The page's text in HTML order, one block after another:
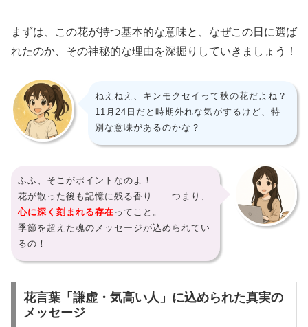
まずは、この花が持つ基本的な意味と、なぜこの日に選ば
れたのか、その神秘的な理由を深掘りしていきましょう！
ねえねえ、キンモクセイって秋の花だよね？
11月24日だと時期外れな気がするけど、特
別な意味があるのかな？
ふふ、そこがポイントなのよ！
花が散った後も記憶に残る香り……つまり、
心に深く刻まれる存在 ってこと。
季節を超えた魂のメッセージが込められてい
るの！
花言葉「謙虚・気高い人」に込められた真実の
メッセージ